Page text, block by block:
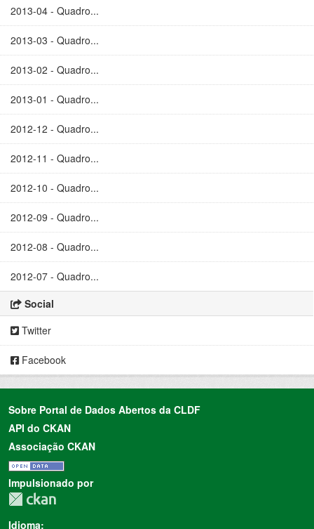
2013-04 - Quadro...
2013-03 - Quadro...
2013-02 - Quadro...
2013-01 - Quadro...
2012-12 - Quadro...
2012-11 - Quadro...
2012-10 - Quadro...
2012-09 - Quadro...
2012-08 - Quadro...
2012-07 - Quadro...
Social
Twitter
Facebook
Sobre Portal de Dados Abertos da CLDF
API do CKAN
Associação CKAN
Impulsionado por
Idioma